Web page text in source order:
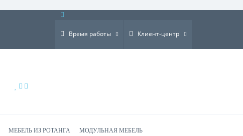
×
Время работы Клиент-центр
МЕБЕЛЬ ИЗ РОТАНГА МОДУЛЬНАЯ МЕБЕЛЬ